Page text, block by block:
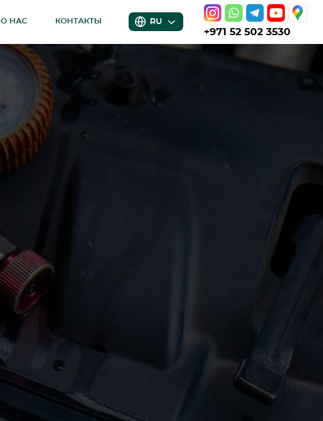
О НАС КОНТАКТЫ RU
+971 52 502 3530